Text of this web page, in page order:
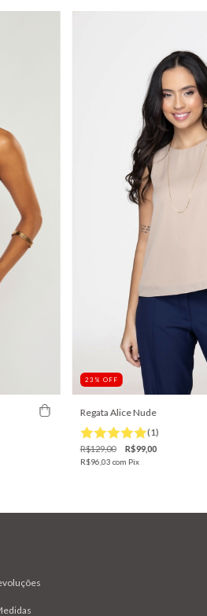
23 % OFF
Regata Alice Nude
(1)
R$129,00 R$99,00
R$96,03 com Pix